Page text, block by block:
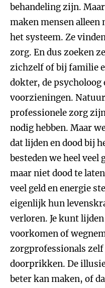
behandeling zijn.
maken mensen alleen
het systeem. Ze
zorg. En dus zoeken
zichzelf of bij familie
dokter, de psycholoog
voorzieningen.
professionele zorg
nodig hebben. Maar
dat lijden en dood bij
besteden we heel veel
maar niet dood te
veel geld en energie
eigenlijk hun
verloren. Je kunt
voorkomen of
zorgprofessionals
doorprikken. De
beter kan maken, of